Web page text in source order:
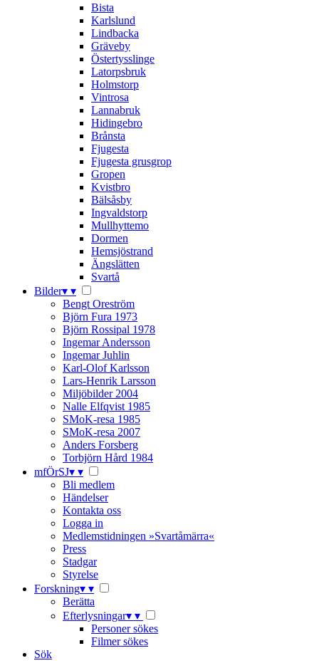
Bista
Karlslund
Lindbacka
Gräveby
Östertysslinge
Latorpsbruk
Holmstorp
Vintrosa
Lannabruk
Hidingebro
Brånsta
Fjugesta
Fjugesta grusgrop
Gropen
Kvistbro
Bälsåsby
Ingvaldstorp
Mullhyttemo
Dormen
Hemsjöstrand
Ängslätten
Svartå
Bilder▾ ▾
Bengt Oreström
Björn Fura 1973
Björn Rossipal 1978
Ingemar Andersson
Ingemar Juhlin
Karl-Olof Karlsson
Lars-Henrik Larsson
Miljöbilder 2004
Nalle Elfqvist 1985
SMoK-resa 1985
SMoK-resa 2007
Anders Forsberg
Torbjörn Hård 1984
mfÖrSJ▾ ▾
Bli medlem
Händelser
Kontakta oss
Logga in
Medlemstidningen »Svartåmärra«
Press
Stadgar
Styrelse
Forskning▾ ▾
Berätta
Efterlysningar▾ ▾
Personer sökes
Filmer sökes
Sök